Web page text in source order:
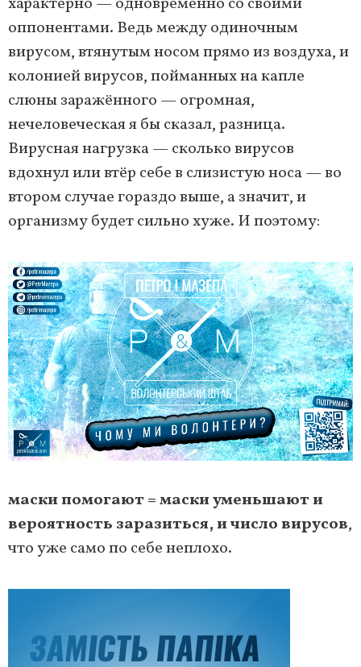
оппонентами. Ведь между одиночным
вирусом, втянутым носом прямо из воздуха, и
колонией вирусов, пойманных на капле
слюны заражённого — огромная,
нечеловеческая я бы сказал, разница.
Вирусная нагрузка — сколько вирусов
вдохнул или втёр себе в слизистую носа — во
втором случае гораздо выше, а значит, и
организму будет сильно хуже. И поэтому:
маски помогают = маски уменьшают и
вероятность заразиться, и число вирусов,
что уже само по себе неплохо.